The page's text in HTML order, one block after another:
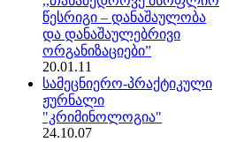
წესრიგი – დანაშაულობა
და დანაშაულებრივი
ორგანიზაციები”
20.01.11
სამეცნიერო-პრაქტიკული
ჟურნალი
"კრიმინოლოგია"
24.10.07